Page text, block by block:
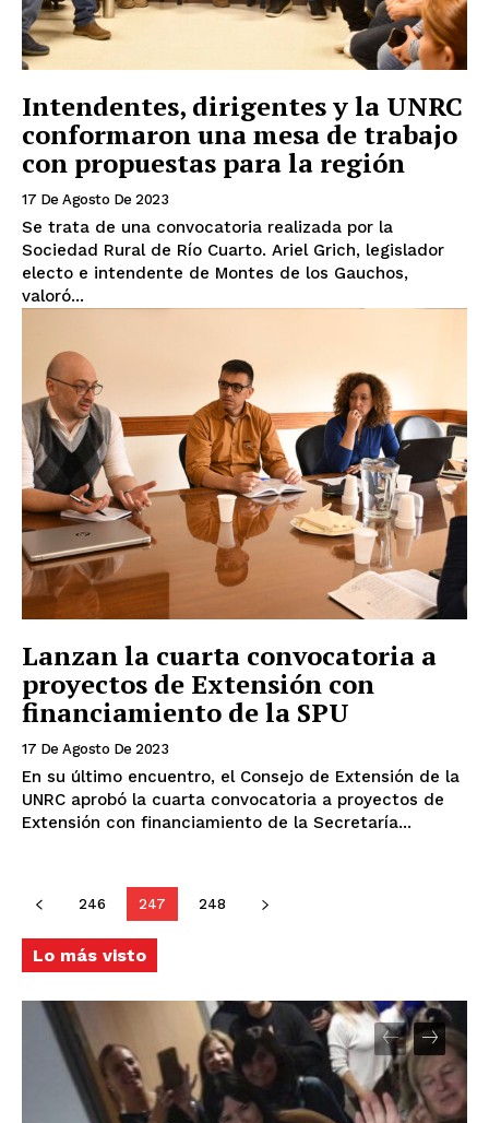
Intendentes, dirigentes y la UNRC
conformaron una mesa de trabajo
con propuestas para la región
17 De Agosto De 2023
Se trata de una convocatoria realizada por la
Sociedad Rural de Río Cuarto. Ariel Grich, legislador
electo e intendente de Montes de los Gauchos,
valoró...
Lanzan la cuarta convocatoria a
proyectos de Extensión con
financiamiento de la SPU
17 De Agosto De 2023
En su último encuentro, el Consejo de Extensión de la
UNRC aprobó la cuarta convocatoria a proyectos de
Extensión con financiamiento de la Secretaría...
246 247 248
Lo más visto